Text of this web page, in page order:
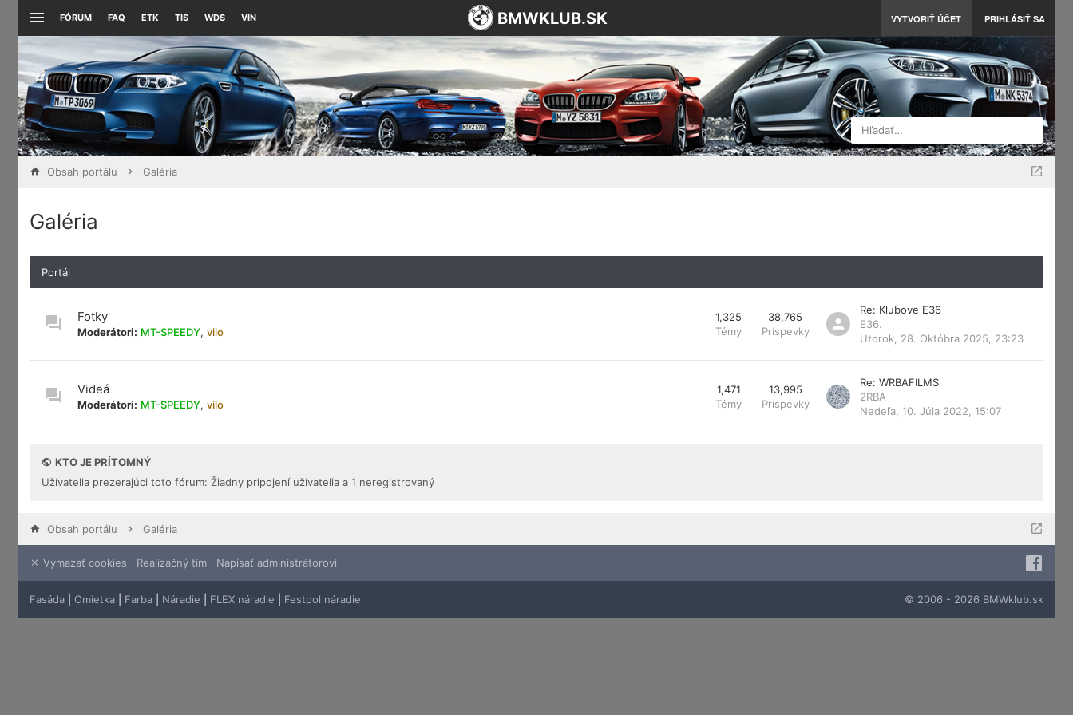
FÓRUM FAQ ETK TIS WDS VIN VYTVORIŤ ÚČET PRIHLÁSIŤ SA
BMWKLUB.SK
Hľadať…
Obsah portálu Galéria
Galéria
Portál
Fotky
Moderátori: MT-SPEEDY, vilo
1,325
Témy
38,765
Príspevky
Re: Klubove E36
E36.
Utorok, 28. Októbra 2025, 23:23
Videá
Moderátori: MT-SPEEDY, vilo
1,471
Témy
13,995
Príspevky
Re: WRBAFILMS
2RBA
Nedeľa, 10. Júla 2022, 15:07
KTO JE PRÍTOMNÝ
Užívatelia prezerajúci toto fórum: Žiadny pripojení užívatelia a 1 neregistrovaný
Obsah portálu Galéria
Vymazať cookies Realizačný tím Napísať administrátorovi
Fasáda Omietka Farba Náradie FLEX náradie Festool náradie © 2006 - 2026 BMWklub.sk